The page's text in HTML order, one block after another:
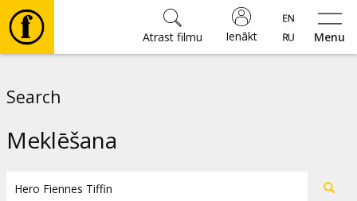
Menu
Ienākt
Atrast filmu
Search
Meklēšana